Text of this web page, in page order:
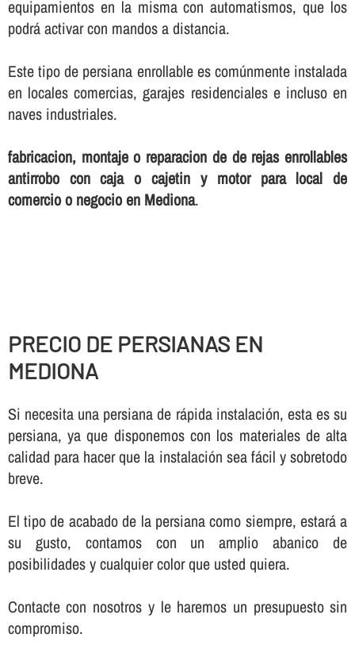
equipamientos en la misma con automatismos, que los
podrá activar con mandos a distancia.
Este tipo de persiana enrollable es comúnmente instalada
en locales comercias, garajes residenciales e incluso en
naves industriales.
fabricacion, montaje o reparacion de de rejas enrollables
antirrobo con caja o cajetin y motor para local de
comercio o negocio en Mediona.
PRECIO DE PERSIANAS EN
MEDIONA
Si necesita una persiana de rápida instalación, esta es su
persiana, ya que disponemos con los materiales de alta
calidad para hacer que la instalación sea fácil y sobretodo
breve.
El tipo de acabado de la persiana como siempre, estará a
su gusto, contamos con un amplio abanico de
posibilidades y cualquier color que usted quiera.
Contacte con nosotros y le haremos un presupuesto sin
compromiso.